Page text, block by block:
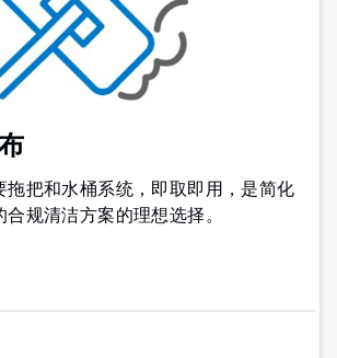
拖把和水桶系统，即取即用，是简化
规清洁方案的理想选择。